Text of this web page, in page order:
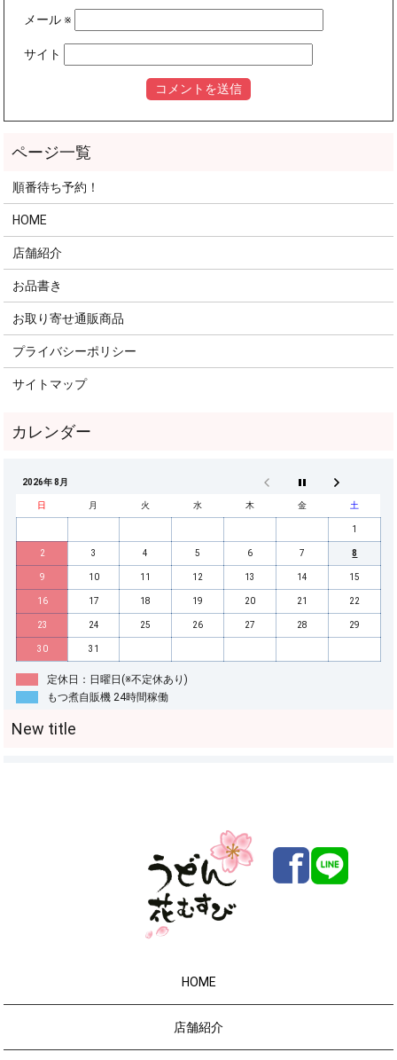
メール※
サイト
順番待ち予約！
HOME
店舗紹介
お品書き
お取り寄せ通販商品
プライバシーポリシー
サイトマップ
2026年 8月
日 月 火 水 木 金 土
1
2 3 4 5 6 7 8
9 10 11 12 13 14 15
16 17 18 19 20 21 22
23 24 25 26 27 28 29
30 31
定休日：日曜日(※不定休あり)
もつ煮自販機 24時間稼働
HOME
店舗紹介